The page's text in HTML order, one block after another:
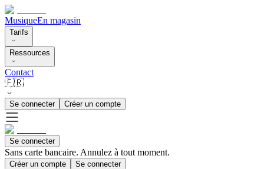
MusiqueEn magasin
Tarifs
Ressources
Contact
🇫🇷
Se connecter Créer un compte
Se connecter
Sans carte bancaire. Annulez à tout moment.
Créer un compte Se connecter